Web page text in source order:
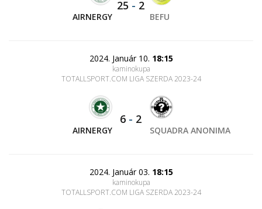
AIRNERGY
25 - 2
BEFU
2024. Január 10. 18:15
kaminokupa
TOTALLSPORT.COM LIGA SZERDA 2023-24
AIRNERGY
6 - 2
SQUADRA ANONIMA
2024. Január 03. 18:15
kaminokupa
TOTALLSPORT.COM LIGA SZERDA 2023-24